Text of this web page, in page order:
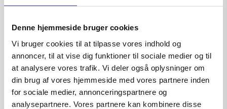
Denne hjemmeside bruger cookies
Vi bruger cookies til at tilpasse vores indhold og
annoncer, til at vise dig funktioner til sociale medier og til
at analysere vores trafik. Vi deler også oplysninger om
din brug af vores hjemmeside med vores partnere inden
for sociale medier, annonceringspartnere og
analysepartnere. Vores partnere kan kombinere disse
Kunstner: Lone Osmann
Tilføj til kurv